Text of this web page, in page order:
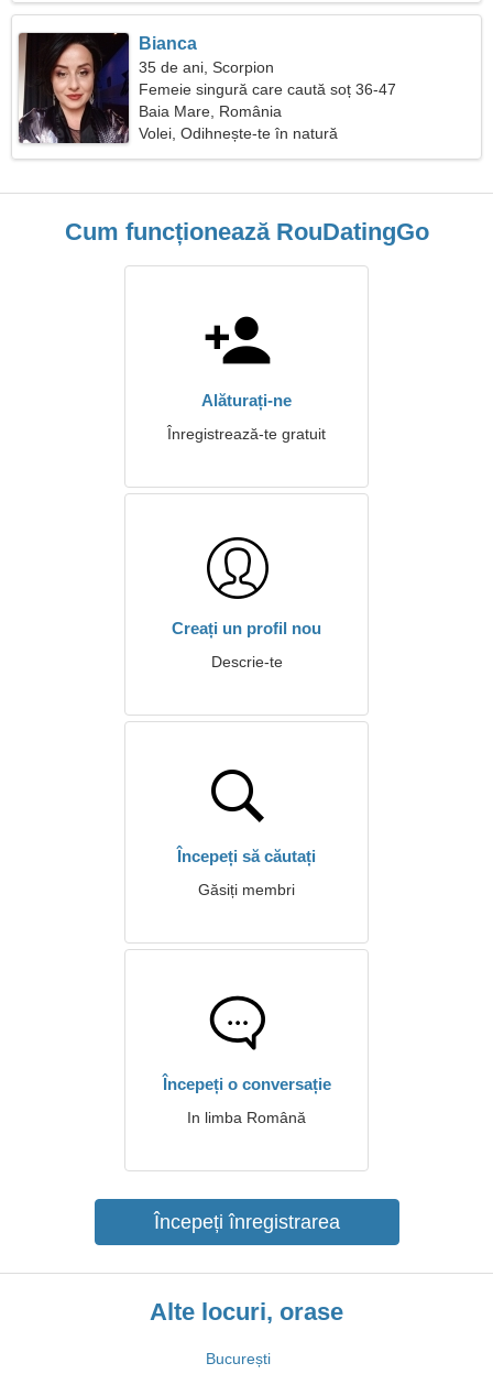
Bianca
35 de ani, Scorpion
Femeie singură care caută soț 36-47
Baia Mare, România
Volei, Odihnește-te în natură
Cum funcționează RouDatingGo
Alăturați-ne
Înregistrează-te gratuit
Creați un profil nou
Descrie-te
Începeți să căutați
Găsiți membri
Începeți o conversație
In limba Română
Începeți înregistrarea
Alte locuri, orase
București